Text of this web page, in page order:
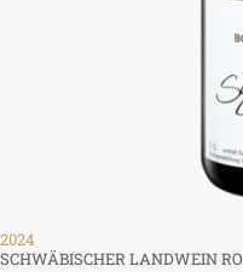
2024
SCHWÄBISCHER LANDWEIN